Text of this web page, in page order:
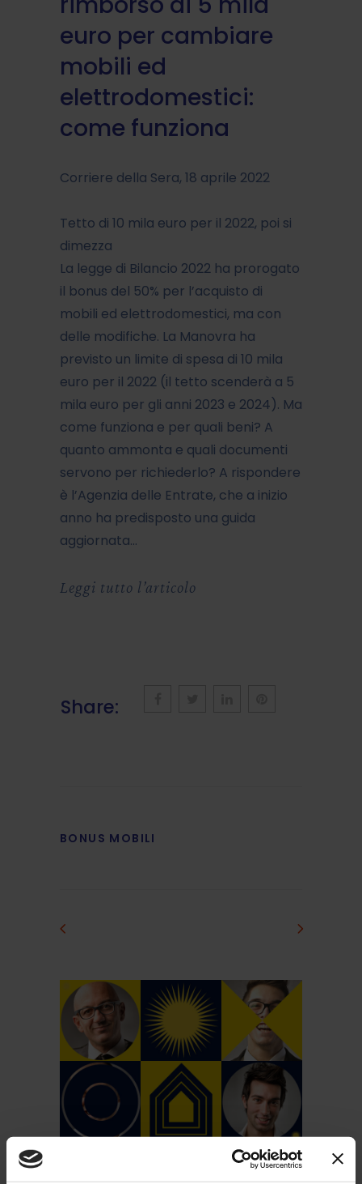
euro per cambiare
mobili ed
elettrodomestici:
come funziona
Corriere della Sera, 18 aprile 2022
Tetto di 10 mila euro per il 2022, poi si
dimezza
La legge di Bilancio 2022 ha prorogato
il bonus del 50% per l’acquisto di
mobili ed elettrodomestici, ma con
delle modifiche. La Manovra ha
previsto un limite di spesa di 10 mila
euro per il 2022 (il tetto scenderà a 5
mila euro per gli anni 2023 e 2024). Ma
come funziona e per quali beni? A
quanto ammonta e quali documenti
servono per richiederlo? A rispondere
è l’Agenzia delle Entrate, che a inizio
anno ha predisposto una guida
aggiornata…
Leggi tutto l’articolo
Share:
BONUS MOBILI